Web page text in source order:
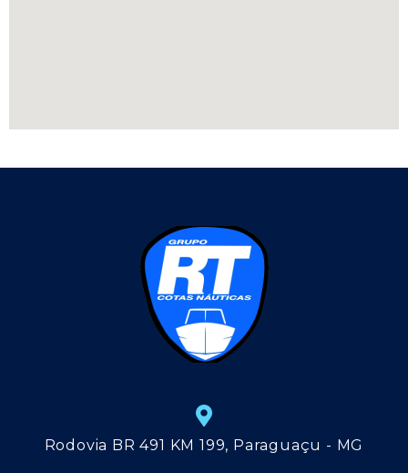
Rodovia BR 491 KM 199, Paraguaçu - MG